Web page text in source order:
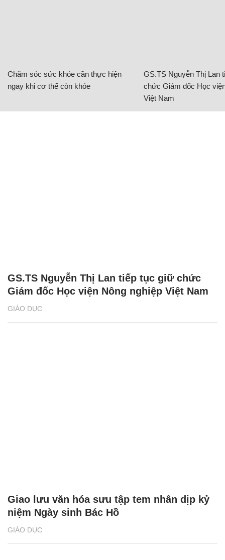
Chăm sóc sức khỏe cần thực hiện
ngay khi cơ thể còn khỏe
GS.TS Nguyễn Thị Lan
chức Giám đốc Học
Việt Nam
GIÁO DỤC
GS.TS Nguyễn Thị Lan tiếp tục giữ chức
Giám đốc Học viện Nông nghiệp Việt Nam
GIÁO DỤC
Giao lưu văn hóa sưu tập tem nhân dịp kỷ
niệm Ngày sinh Bác Hồ